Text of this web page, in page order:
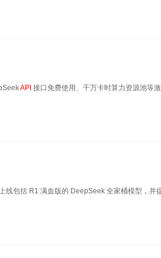
API 接口免费使用、千万卡时算力资源池等
线包括 R1 满血版的 DeepSeek 全家桶模型，并